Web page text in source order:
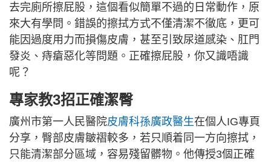
去完廁所擦屁股，這個看似簡單不過的日常動作，原
來大有學問。錯誤的擦拭方式不僅清潔不徹底，更可
能因過度用力而損傷皮膚，甚至引致尿道感染、肛門
發炎、痔瘡惡化等問題。正確擦屁股，你又識唔識
呢？
專家教3招正確潔臀
廣州市第一人民醫院皮膚科孫廣政醫生在個人IG專頁
分享，臀部皮膚皺褶較多，若只順着同一方向擦拭，
只能清潔部分區域，容易殘留髒物。他傳授3個正確